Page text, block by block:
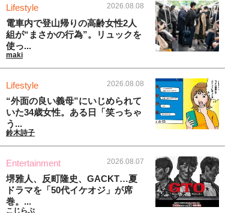
Lifestyle 2026.08.08
電車内で登山帰りの高齢女性2人
組が“まさかの行為”。リュックを
使っ...
maki
Lifestyle 2026.08.08
“外面の良い義母”にいじめられて
いた34歳女性。ある日「笑っちゃ
う...
鈴木詩子
Entertainment 2026.08.07
堺雅人、反町隆史、GACKT…夏
ドラマを「50代イケオジ」が席
巻。...
こじらぶ